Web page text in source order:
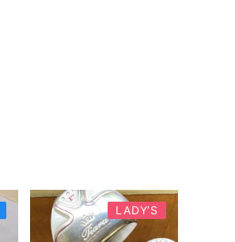
LADY’S